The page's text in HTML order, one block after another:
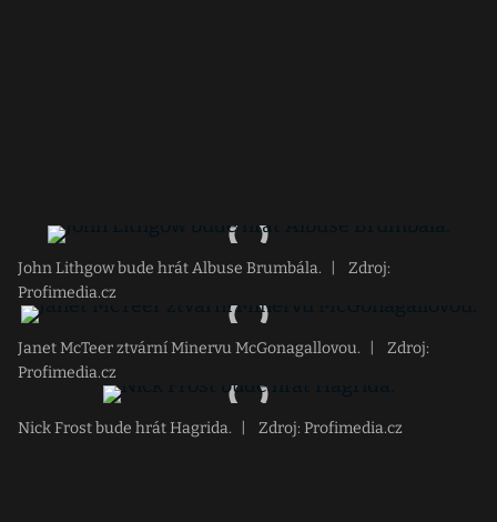
John Lithgow bude hrát Albuse Brumbála.
Zdroj:
Profimedia.cz
Janet McTeer ztvární Minervu McGonagallovou.
Zdroj:
Profimedia.cz
Nick Frost bude hrát Hagrida. Zdroj: Profimedia.cz